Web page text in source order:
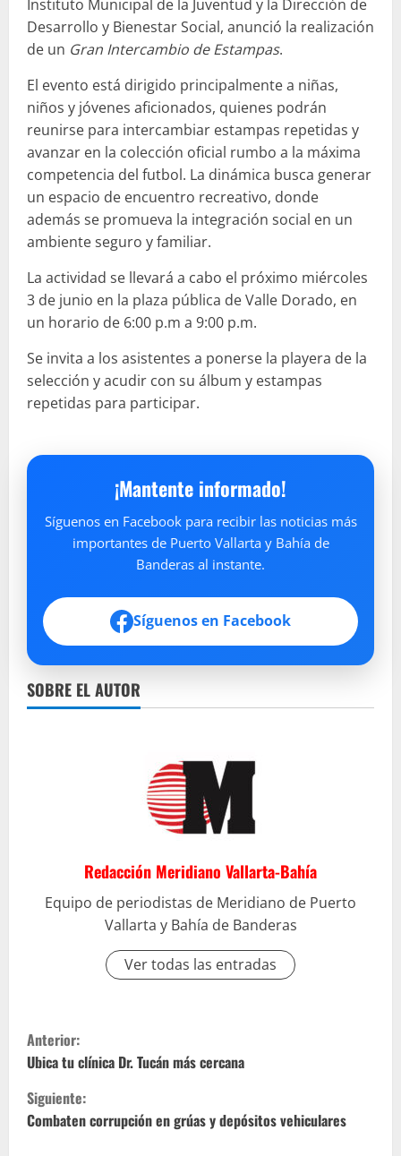
Instituto Municipal de la Juventud y la Dirección de
Desarrollo y Bienestar Social, anunció la realización
de un Gran Intercambio de Estampas.
El evento está dirigido principalmente a niñas,
niños y jóvenes aficionados, quienes podrán
reunirse para intercambiar estampas repetidas y
avanzar en la colección oficial rumbo a la máxima
competencia del futbol. La dinámica busca generar
un espacio de encuentro recreativo, donde
además se promueva la integración social en un
ambiente seguro y familiar.
La actividad se llevará a cabo el próximo miércoles
3 de junio en la plaza pública de Valle Dorado, en
un horario de 6:00 p.m a 9:00 p.m.
Se invita a los asistentes a ponerse la playera de la
selección y acudir con su álbum y estampas
repetidas para participar.
¡Mantente informado!
Síguenos en Facebook para recibir las noticias más
importantes de Puerto Vallarta y Bahía de
Banderas al instante.
Síguenos en Facebook
SOBRE EL AUTOR
Redacción Meridiano Vallarta-Bahía
Equipo de periodistas de Meridiano de Puerto
Vallarta y Bahía de Banderas
Ver todas las entradas
S
i
g
Anterior:
Ubica tu clínica Dr. Tucán más cercana
Siguiente:
Combaten corrupción en grúas y depósitos vehiculares